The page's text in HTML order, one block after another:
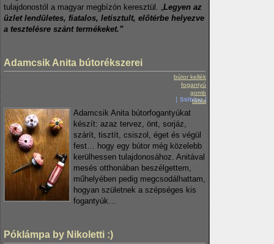
tulajdonostól a magyar megbízón keresztül. „ Legyen az
üzlet lendületes, fiatalos, letisztult, előtérbe helyezve
a tesztelésre szánt termékeket.”
Adamcsik Anita bútorékszerei
bútor kellék
fogantyú
gomb
tábla
Stilblog
Adamcsik Anita bútorfogantyúkat
készít: azaz tervez, önt, sorjáz,
szárít, tisztít, csiszol, éget és végül
fest… hogy egy bútor még közelebb
kerülhessen tulajdonosához. Anitával
mesés otthonában beszélgettem,
műhelyében pedig megcsodálhattam,
hogyan születnek a szépséges kis
fogantyúk…
Póklámpa by Nikoletti :)